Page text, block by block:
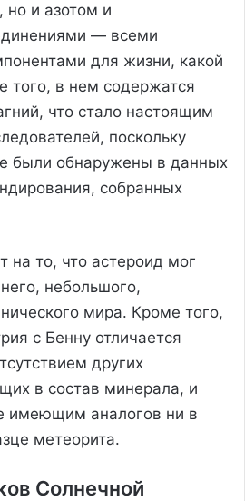
и азотом и
— всеми
для жизни, какой
того, в нем содержатся
что стало настоящим
поскольку
были обнаружены в данных
собранных
на то, что астероид мог
небольшого,
мира. Кроме того,
с Бенну отличается
других
в состав минерала, и
имеющим аналогов ни в
метеорита.
Солнечной